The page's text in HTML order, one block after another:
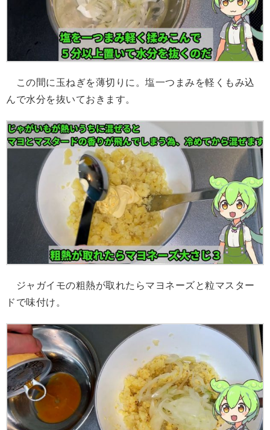
この間に玉ねぎを薄切りに。塩一つまみを軽くもみ込
んで水分を抜いておきます。
ジャガイモの粗熱が取れたらマヨネーズと粒マスター
ドで味付け。